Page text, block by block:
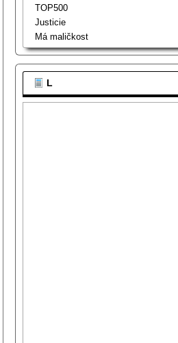
TOP500
Justicie
Má maličkost
L